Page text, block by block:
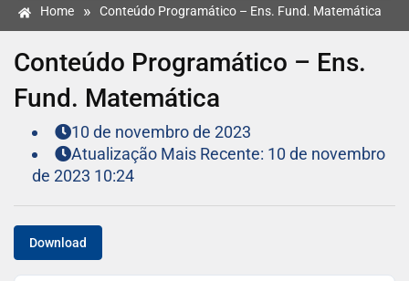
Home » Conteúdo Programático – Ens. Fund. Matemática
Conteúdo Programático – Ens.
Fund. Matemática
10 de novembro de 2023
Atualização Mais Recente: 10 de novembro
de 2023 10:24
Download